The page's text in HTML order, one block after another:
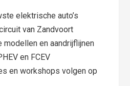
elektrische auto’s
van Zandvoort
modellen en aandrijflijnen
en FCEV
en workshops volgen op